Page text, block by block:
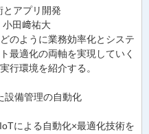
とアプリ開発
田﨑祐大
のように業務効率化とシステ
最適化の両軸を実現していく
行環境を紹介する。
設備管理の自動化
による自動化×最適化技術を